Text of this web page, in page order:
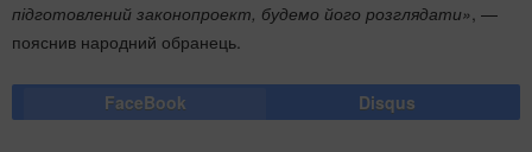
підготовлений законопроект, будемо його розглядати», —
пояснив народний обранець.
FaceBook Disqus